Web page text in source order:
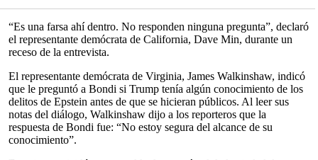
“Es una farsa ahí dentro. No responden ninguna pregunta”, declaró
el representante demócrata de California, Dave Min, durante un
receso de la entrevista.
El representante demócrata de Virginia, James Walkinshaw, indicó
que le preguntó a Bondi si Trump tenía algún conocimiento de los
delitos de Epstein antes de que se hicieran públicos. Al leer sus
notas del diálogo, Walkinshaw dijo a los reporteros que la
respuesta de Bondi fue: “No estoy segura del alcance de su
conocimiento”.